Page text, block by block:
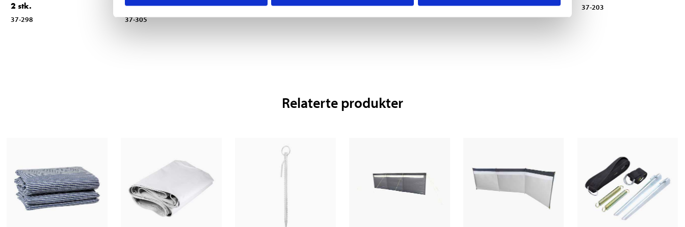
2 stk.
37-298
4-pk.
37-305
37-196 37-302 37-940 37-203
Relaterte produkter